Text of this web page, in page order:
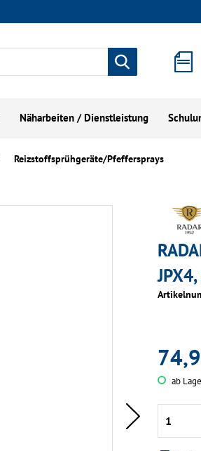
Näharbeiten / Dienstleistung
Reizstoffsprühgeräte/Pfeffersprays
ab